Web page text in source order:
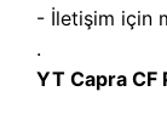
- İletişim için
.
YT Capra CF